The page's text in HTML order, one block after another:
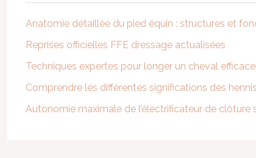
Anatomie détaillée du pied équin : structures et
Reprises officielles FFE dressage actualisées
Techniques expertes pour longer un cheval
Comprendre les différentes significations des
Autonomie maximale de l’électrificateur de clôture